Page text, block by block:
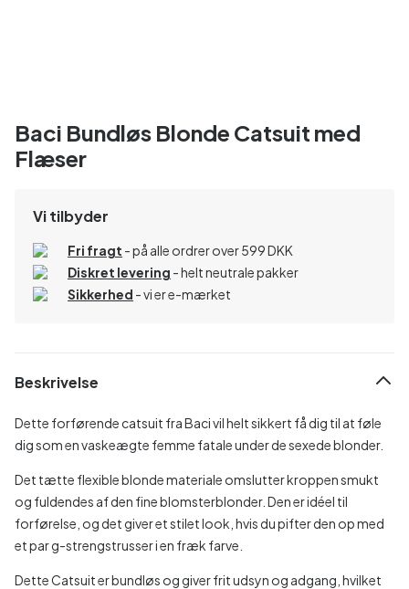
Baci Bundløs Blonde Catsuit med
Flæser
Vi tilbyder
Fri fragt - på alle ordrer over 599 DKK
Diskret levering - helt neutrale pakker
Sikkerhed - vi er e-mærket
Beskrivelse
Dette forførende catsuit fra Baci vil helt sikkert få dig til at føle
dig som en vaskeægte femme fatale under de sexede blonder.
Det tætte flexible blonde materiale omslutter kroppen smukt
og fuldendes af den fine blomsterblonder. Den er idéel til
forførelse, og det giver et stilet look, hvis du pifter den op med
et par g-strengstrusser i en fræk farve.
Dette Catsuit er bundløs og giver frit udsyn og adgang, hvilket